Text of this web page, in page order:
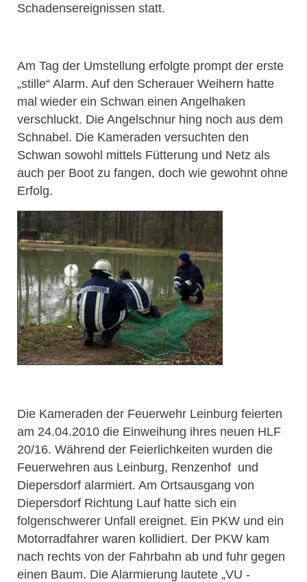
Schadensereignissen statt.
Am Tag der Umstellung erfolgte prompt der erste
„stille“ Alarm. Auf den Scherauer Weihern hatte
mal wieder ein Schwan einen Angelhaken
verschluckt. Die Angelschnur hing noch aus dem
Schnabel. Die Kameraden versuchten den
Schwan sowohl mittels Fütterung und Netz als
auch per Boot zu fangen, doch wie gewohnt ohne
Erfolg.
Die Kameraden der Feuerwehr Leinburg feierten
am 24.04.2010 die Einweihung ihres neuen HLF
20/16. Während der Feierlichkeiten wurden die
Feuerwehren aus Leinburg, Renzenhof und
Diepersdorf alarmiert. Am Ortsausgang von
Diepersdorf Richtung Lauf hatte sich ein
folgenschwerer Unfall ereignet. Ein PKW und ein
Motorradfahrer waren kollidiert. Der PKW kam
nach rechts von der Fahrbahn ab und fuhr gegen
einen Baum. Die Alarmierung lautete „VU -